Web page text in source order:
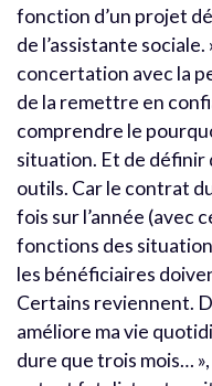
fonction d’un projet
de l’assistante
concertation avec la
de la remettre en
comprendre le
situation. Et de définir
outils. Car le contrat
fois sur l’année (avec
fonctions des
les bénéficiaires
Certains reviennent.
améliore ma vie
dure que trois mois…